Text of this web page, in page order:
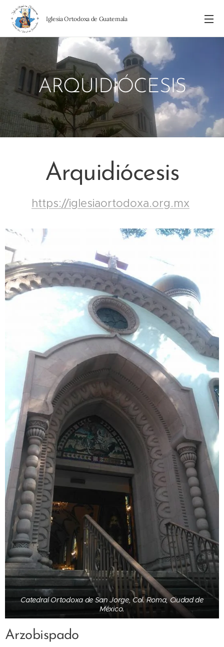
Iglesia Ortodoxa de Guatemala
ARQUIDIÓCESIS
Arquidiócesis
https://iglesiaortodoxa.org.mx
Catedral Ortodoxa de San Jorge, Col. Roma, Ciudad de
México.
Arzobispado